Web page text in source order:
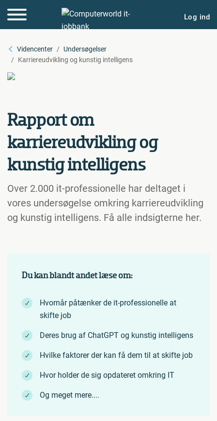
Log ind
Videncenter
Undersøgelser
Karriereudvikling og kunstig intelligens
Rapport om
karriereudvikling og
kunstig intelligens
Over 2.000 it-professionelle har deltaget i
vores undersøgelse omkring karriereudvikling
og kunstig intelligens. Få alle indsigterne her.
Du kan blandt andet læse om:
Hvornår påtænker de it-professionelle at
skifte job
Deres brug af ChatGPT og kunstig intelligens
Hvilke faktorer der kan få dem til at skifte job
Hvor holder de sig opdateret omkring IT
Og meget mere....